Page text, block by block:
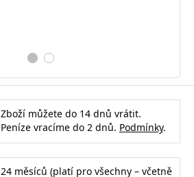
Zboží můžete do 14 dnů vrátit.
Peníze vracíme do 2 dnů. Podmínky.
24 měsíců (platí pro všechny – včetně